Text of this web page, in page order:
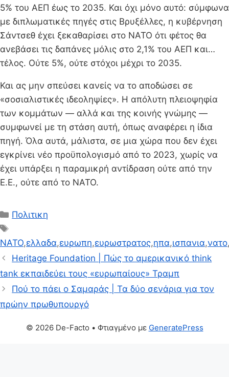
5% του ΑΕΠ έως το 2035. Και όχι μόνο αυτό: σύμφωνα
με διπλωματικές πηγές στις Βρυξέλλες, η κυβέρνηση
Σάντσεθ έχει ξεκαθαρίσει στο ΝΑΤΟ ότι φέτος θα
ανεβάσει τις δαπάνες μόλις στο 2,1% του ΑΕΠ και…
τέλος. Ούτε 5%, ούτε στόχοι μέχρι το 2035.
Και ας μην σπεύσει κανείς να το αποδώσει σε
«σοσιαλιστικές ιδεοληψίες». Η απόλυτη πλειοψηφία
των κομμάτων — αλλά και της κοινής γνώμης —
συμφωνεί με τη στάση αυτή, όπως αναφέρει η ίδια
πηγή. Όλα αυτά, μάλιστα, σε μια χώρα που δεν έχει
εγκρίνει νέο προϋπολογισμό από το 2023, χωρίς να
έχει υπάρξει η παραμικρή αντίδραση ούτε από την
Ε.Ε., ούτε από το ΝΑΤΟ.
Κατηγορίες
Πολιτικη
NATO,ελλαδα,ευρωπη,ευρωστρατος,ηπα,ισπανια,νατο
Heritage Foundation | Πώς το αμερικανικό think
tank εκπαιδεύει τους «ευρωπαίους» Τραμπ
Πού το πάει ο Σαμαράς | Τα δύο σενάρια για τον
πρώην πρωθυπουργό
© 2026 De-Facto • Φτιαγμένο με GeneratePress